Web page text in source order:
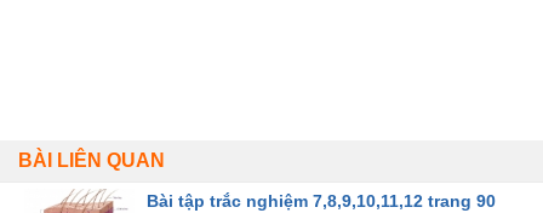
BÀI LIÊN QUAN
Bài tập trắc nghiệm 7,8,9,10,11,12 trang 90